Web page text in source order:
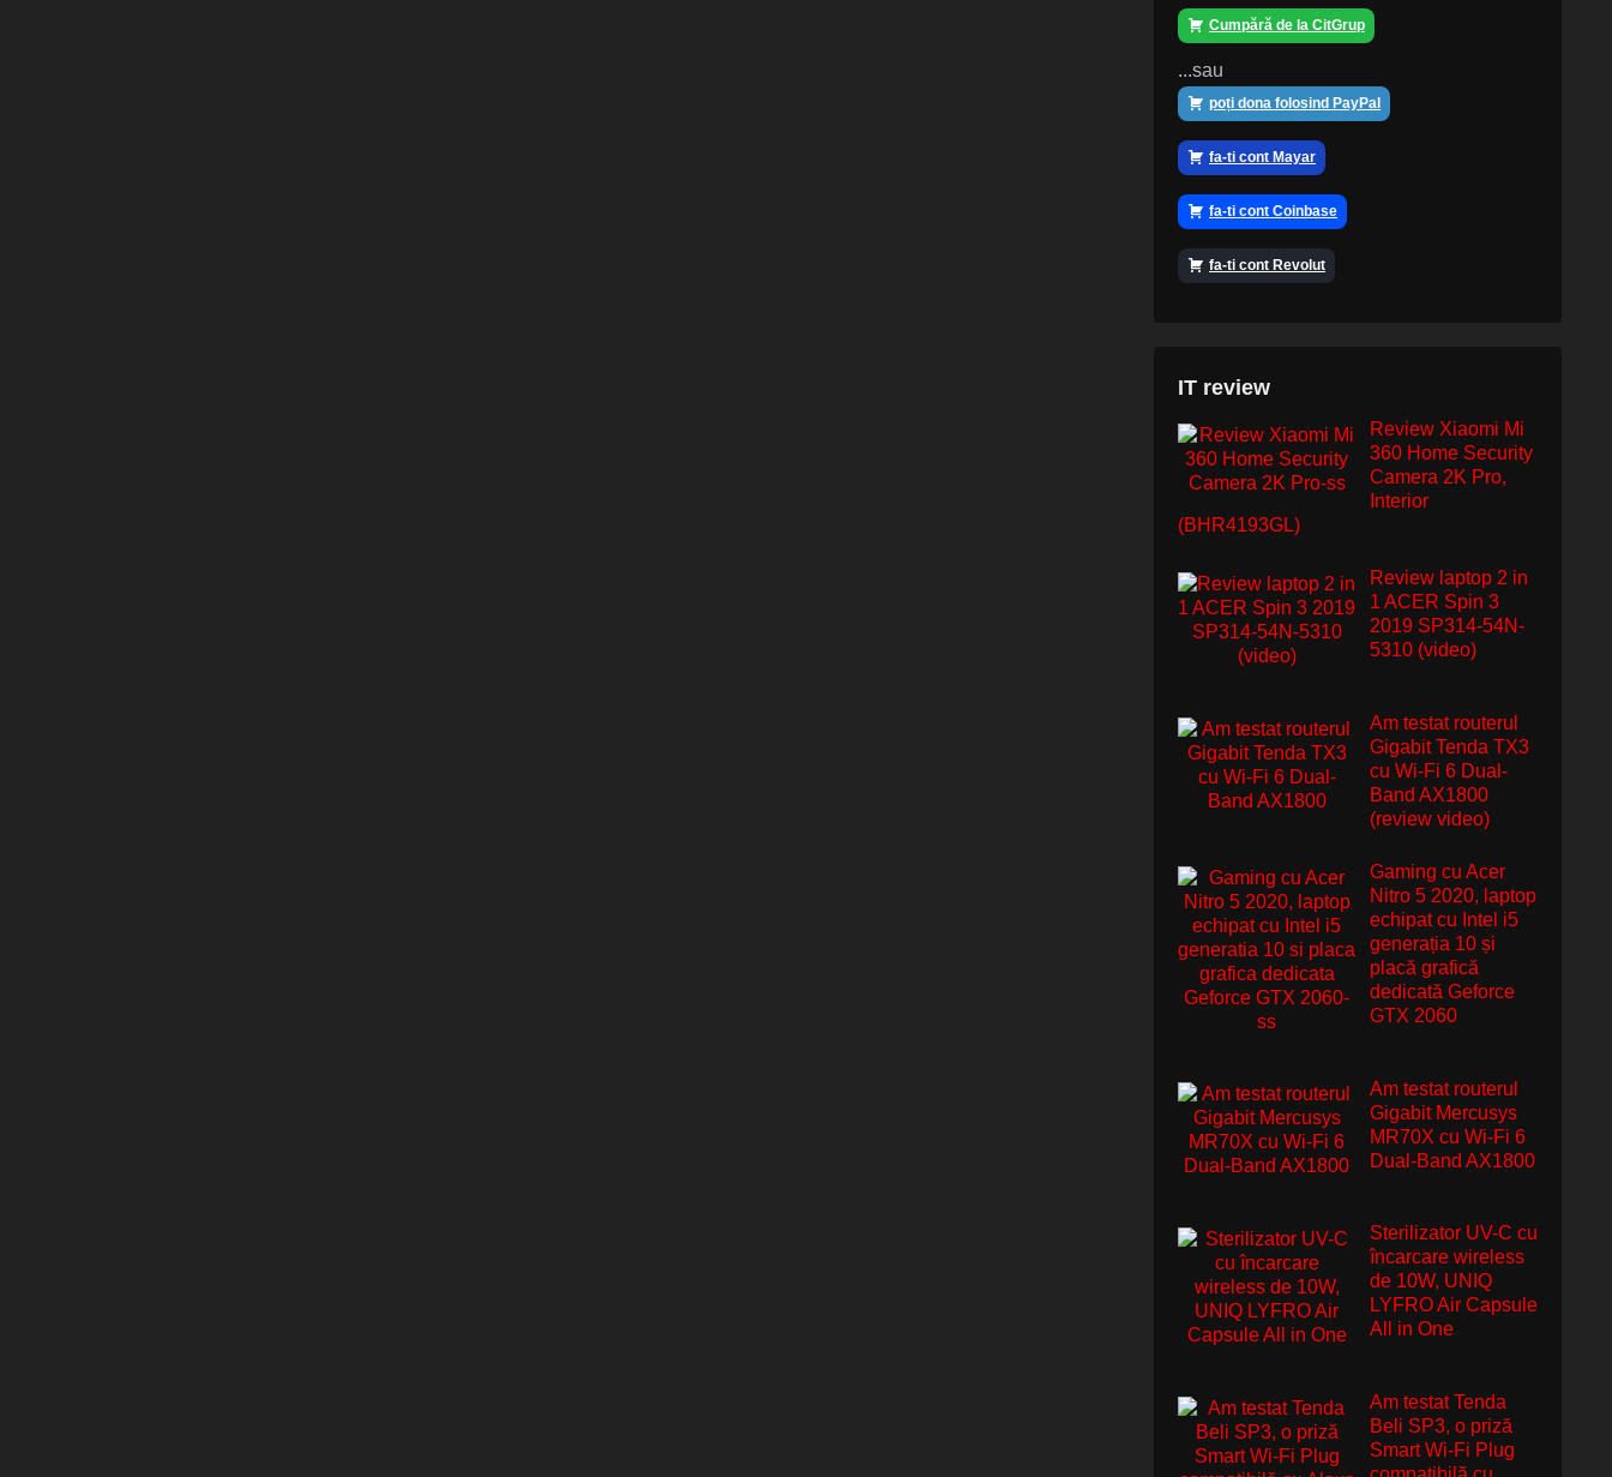
Cumpără de la CitGrup
...sau
poți dona folosind PayPal
fa-ti cont Mayar
fa-ti cont Coinbase
fa-ti cont Revolut
IT review
Review Xiaomi Mi
360 Home Security
Camera 2K Pro,
Interior
(BHR4193GL)
Review laptop 2 in
1 ACER Spin 3
2019 SP314-54N-
5310 (video)
Am testat routerul
Gigabit Tenda TX3
cu Wi-Fi 6 Dual-
Band AX1800
(review video)
Gaming cu Acer
Nitro 5 2020, laptop
echipat cu Intel i5
generația 10 și
placă grafică
dedicată Geforce
GTX 2060
Am testat routerul
Gigabit Mercusys
MR70X cu Wi-Fi 6
Dual-Band AX1800
Sterilizator UV-C cu
încarcare wireless
de 10W, UNIQ
LYFRO Air Capsule
All in One
Am testat Tenda
Beli SP3, o priză
Smart Wi-Fi Plug